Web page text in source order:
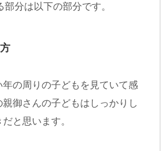
分は以下の部分です。
の周りの子どもを見ていて感
御さんの子どもはしっかりし
と思います。